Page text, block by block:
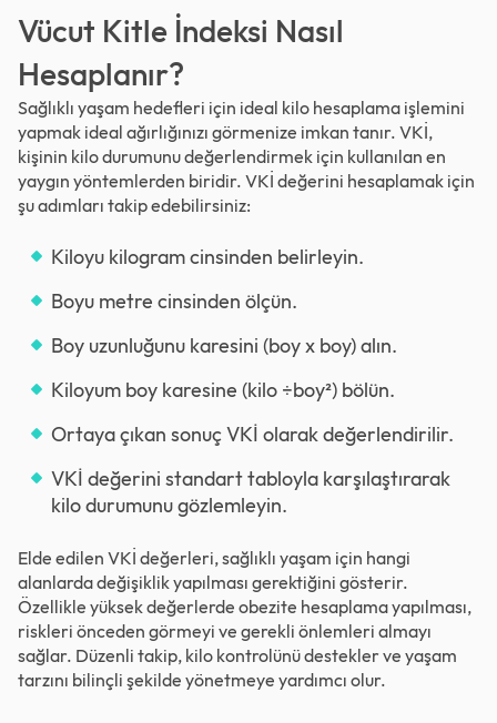
Vücut Kitle İndeksi Nasıl
Hesaplanır?
Sağlıklı yaşam hedefleri için ideal kilo hesaplama işlemini
yapmak ideal ağırlığınızı görmenize imkan tanır. VKİ,
kişinin kilo durumunu değerlendirmek için kullanılan en
yaygın yöntemlerden biridir. VKİ değerini hesaplamak için
şu adımları takip edebilirsiniz:
Kiloyu kilogram cinsinden belirleyin.
Boyu metre cinsinden ölçün.
Boy uzunluğunu karesini (boy x boy) alın.
Kiloyum boy karesine (kilo ÷boy²) bölün.
Ortaya çıkan sonuç VKİ olarak değerlendirilir.
VKİ değerini standart tabloyla karşılaştırarak
kilo durumunu gözlemleyin.
Elde edilen VKİ değerleri, sağlıklı yaşam için hangi
alanlarda değişiklik yapılması gerektiğini gösterir.
Özellikle yüksek değerlerde obezite hesaplama yapılması,
riskleri önceden görmeyi ve gerekli önlemleri almayı
sağlar. Düzenli takip, kilo kontrolünü destekler ve yaşam
tarzını bilinçli şekilde yönetmeye yardımcı olur.